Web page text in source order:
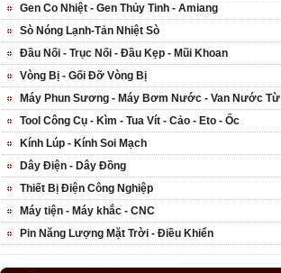
Gen Co Nhiệt - Gen Thủy Tinh - Amiang
Sò Nóng Lạnh-Tản Nhiệt Sò
Đầu Nối - Trục Nối - Đầu Kẹp - Mũi Khoan
Vòng Bị - Gối Đỡ Vòng Bị
Máy Phun Sương - Máy Bơm Nước - Van Nước Từ
Tool Công Cụ - Kìm - Tua Vít - Cảo - Eto - Ốc
Kính Lúp - Kính Soi Mạch
Dây Điện - Dây Đồng
Thiết Bị Điện Công Nghiệp
Máy tiện - Máy khắc - CNC
Pin Năng Lượng Mặt Trời - Điều Khiển